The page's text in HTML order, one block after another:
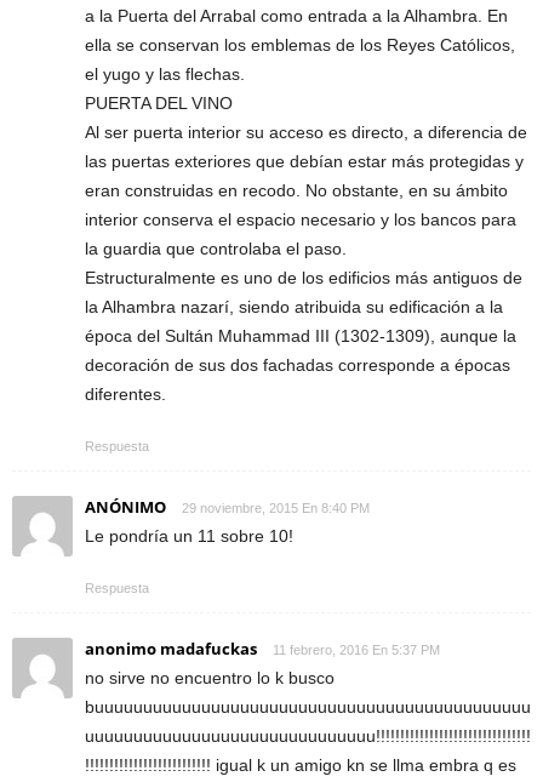
a la Puerta del Arrabal como entrada a la Alhambra. En
ella se conservan los emblemas de los Reyes Católicos,
el yugo y las flechas.
PUERTA DEL VINO
Al ser puerta interior su acceso es directo, a diferencia de
las puertas exteriores que debían estar más protegidas y
eran construidas en recodo. No obstante, en su ámbito
interior conserva el espacio necesario y los bancos para
la guardia que controlaba el paso.
Estructuralmente es uno de los edificios más antiguos de
la Alhambra nazarí, siendo atribuida su edificación a la
época del Sultán Muhammad III (1302-1309), aunque la
decoración de sus dos fachadas corresponde a épocas
diferentes.
Respuesta
ANÓNIMO 29 noviembre, 2015 En 8:40 PM
Le pondría un 11 sobre 10!
Respuesta
anonimo madafuckas 11 febrero, 2016 En 5:37 PM
no sirve no encuentro lo k busco
buuuuuuuuuuuuuuuuuuuuuuuuuuuuuuuuuuuuuuuuuuuuu
uuuuuuuuuuuuuuuuuuuuuuuuuuuuuu!!!!!!!!!!!!!!!!!!!!!!!!!!!!!!!!
!!!!!!!!!!!!!!!!!!!!!!!!!! igual k un amigo kn se llma embra q es